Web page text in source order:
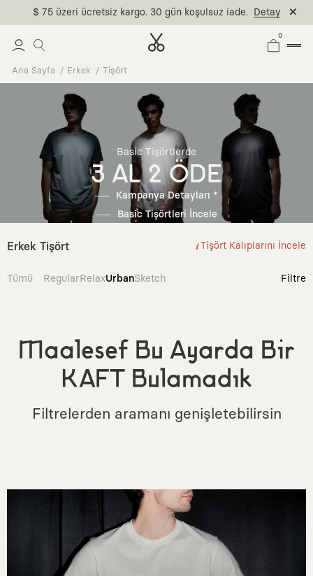
$ 75 üzeri ücretsiz kargo. 30 gün koşulsuz iade. Detay
0
Ana Sayfa Erkek Tişört
Basic Tişörtlerde
3 AL 2 ÖDE
Kampanya Detayları *
Basic Tişörtleri İncele
Erkek Tişört Tişört Kalıplarını İncele
Tümü RegularRelaxUrbanSketch Filtre
Maalesef Bu Ayarda Bir
KAFT Bulamadık
Filtrelerden aramanı genişletebilirsin